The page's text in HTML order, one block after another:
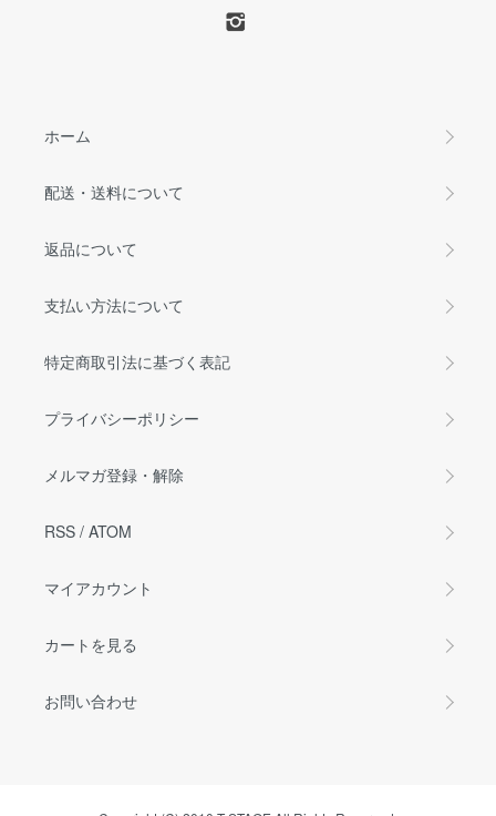
ホーム
配送・送料について
返品について
支払い方法について
特定商取引法に基づく表記
プライバシーポリシー
メルマガ登録・解除
RSS / ATOM
マイアカウント
カートを見る
お問い合わせ